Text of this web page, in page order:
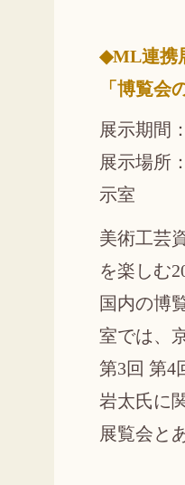
◆ML連携
「博覧会
展示期間
展示場所
示室
美術工芸
を楽しむ
国内の博
室では、
第3回 第4
岩太氏に
展覧会と